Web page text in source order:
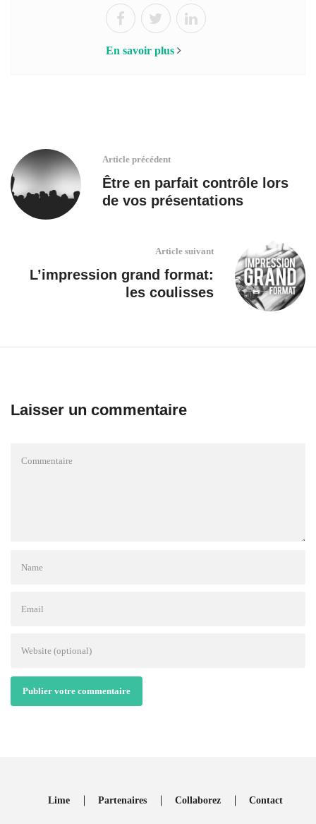
En savoir plus
Article précédent
Être en parfait contrôle lors
de vos présentations
Article suivant
L’impression grand format:
les coulisses
Laisser un commentaire
Publier votre commentaire
Lime Partenaires Collaborez Contact